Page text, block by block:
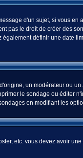
d'un sujet, si vous
pas le droit de créer des
également définir une date
un modérateur ou
le sondage ou éditer
en modifiant les
etc. vous devez avoir